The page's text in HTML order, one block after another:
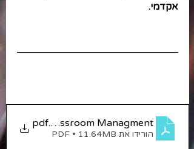
אקדמי.
Based Classroom Managment
.pdf
הורידו את PDF • 11.64MB